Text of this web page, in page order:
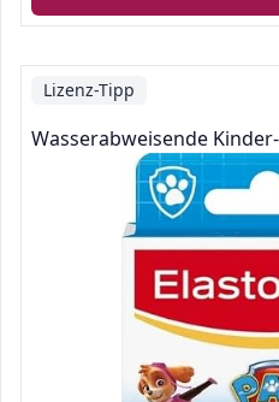
Lizenz-Tipp
Wasserabweisende